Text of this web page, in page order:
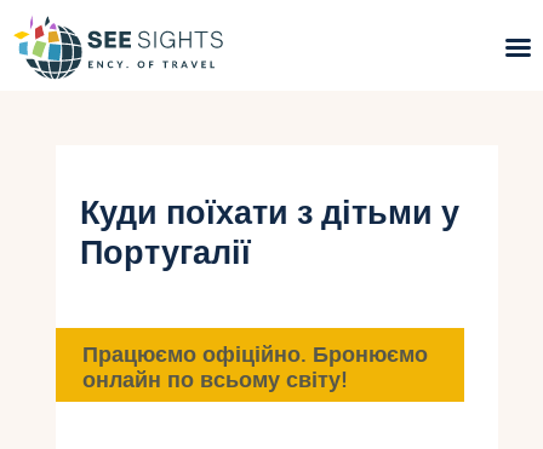
Гарячі тури
Типи Турів
Інфо
Куди поїхати з дітьми у
Португалії
Працюємо офіційно. Бронюємо
онлайн по всьому світу!